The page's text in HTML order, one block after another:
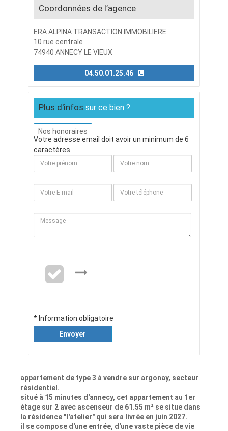
Coordonnées de l’agence
ERA ALPINA TRANSACTION IMMOBILIERE
10 rue centrale
74940 ANNECY LE VIEUX
Plus d'infos sur ce bien ?
Nos honoraires
Votre adresse email doit avoir un minimum de 6
caractères.
* Information obligatoire
Envoyer
appartement de type 3 à vendre sur argonay, secteur
résidentiel.
situé à 15 minutes d'annecy, cet appartement au 1er
étage sur 2 avec ascenseur de 61.55 m² se situe dans
la résidence "l'atelier" qui sera livrée en juin 2027.
il se compose d'une entrée, d'une vaste pièce de vie